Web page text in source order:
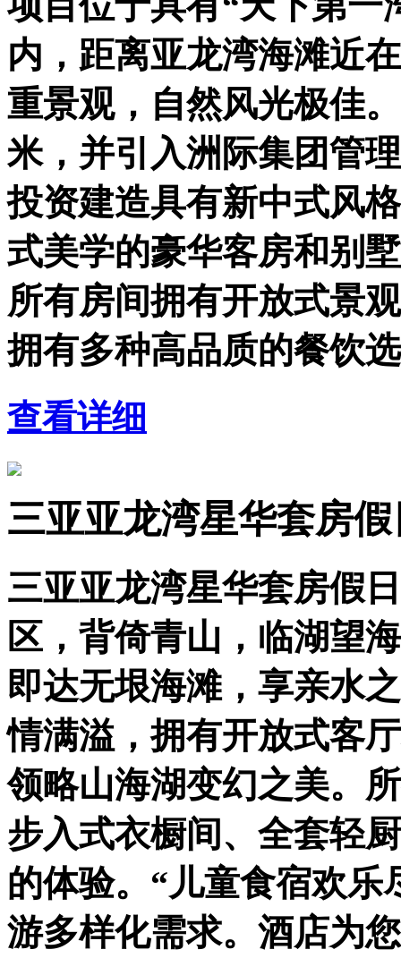
内，距离亚龙湾海滩近
重景观，自然风光极佳
米，并引入洲际集团管
投资建造具有新中式风
式美学的豪华客房和别
所有房间拥有开放式景
拥有多种高品质的餐饮
查看详细
三亚亚龙湾星华套房
三亚亚龙湾星华套房假
区，背倚青山，临湖望
即达无垠海滩，享亲水
情满溢，拥有开放式客
领略山海湖变幻之美。
步入式衣橱间、全套轻
的体验。“儿童食宿欢乐
游多样化需求。酒店为